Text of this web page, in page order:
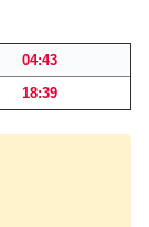
04:43
18:39